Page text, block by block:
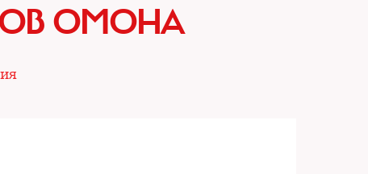
ОМОНА